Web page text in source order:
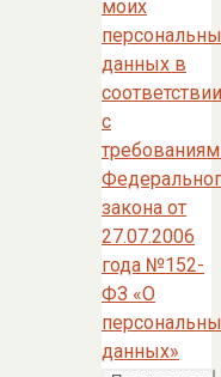
моих
данных в
соответствии
с
закона от
27.07.2006
года №152-
ФЗ «О
данных»